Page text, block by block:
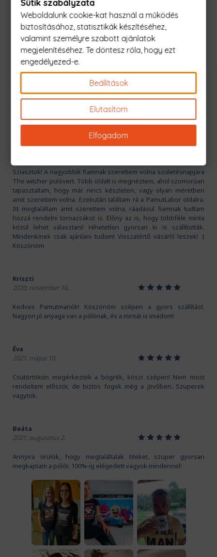
VÁSÁRLÓI VÉLEMÉNYEK
Vélemények (452)
Katus
12345
Sziasztok! A nagyobbik fiamnak szerettem volna születésnapjára
The witcher pulóvert. Több oldalt is megnéztem, ahol szomorúan
tapasztaltam, hogy már nincs készleten, vagy olyan méretben
amit szerettem volna. Ezekután találtam rá a PamutLabor oldalra.
Itt megtaláltam amit szerettem volna, ráadásul fiamnak tudtam
hozzá rendelni tornazsákot is. Előny az is, hogy többféle minta
közül lehet választani! Hihetetlen gyorsan ki is szállították.
Mindenkinek csak ajánlani tudom! Visszatértő vásárló leszek! :)
Köszönöm
Kriszti
2020. november 16.
12345
Kedves Pamutmanók! Köszönöm szépen a gyors szállítást.
Nagyon jó anyaga van a pólónak, és a mintát is imádom!
Éva
2021. május 10.
12345
Csütörtökön megérkeztek a bögrék, köszi szépen! Nem most
rendeltem először, de biztos fogok még a jövőben. Szuperek
vagytok.
Beáta
2021. augusztus 2.
12345
Annyira örülök, hogy megtaláltalak titeket, szuper gyorsan
megkaptam a pólót. 100%-ig elégedett vagyok mindennel!
Sütik szabályzata
Weboldalunk cookie-kat használ a működés
biztosításához, statisztikák készítéséhez,
valamint személyre szabott ajánlatok
megjelenítéséhez. Te döntesz róla, hogy ezt
engedélyezed-e.
Beállítások
Elutasítom
Elfogadom